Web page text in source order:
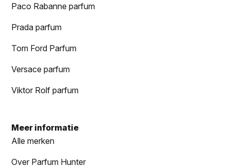
Paco Rabanne parfum
Prada parfum
Tom Ford Parfum
Versace parfum
Viktor Rolf parfum
Meer informatie
Alle merken
Over Parfum Hunter